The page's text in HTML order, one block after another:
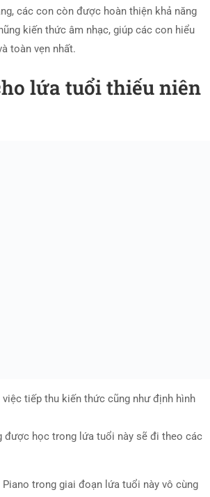
các con còn được hoàn thiện khả năng
kiến thức âm nhạc, giúp các con hiểu
toàn vẹn nhất.
lứa tuổi thiếu niên
tiếp thu kiến thức cũng như định hình
được học trong lứa tuổi này sẽ đi theo các
trong giai đoạn lứa tuổi này vô cùng